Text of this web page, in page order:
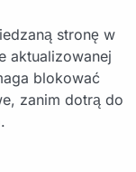
stronę w
aktualizowanej
blokować
zanim dotrą do